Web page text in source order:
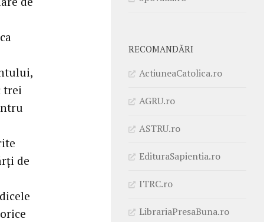
trei
de
RECOMANDĂRI
ActiuneaCatolica.ro
AGRU.ro
ASTRU.ro
EdituraSapientia.ro
ITRC.ro
LibrariaPresaBuna.ro